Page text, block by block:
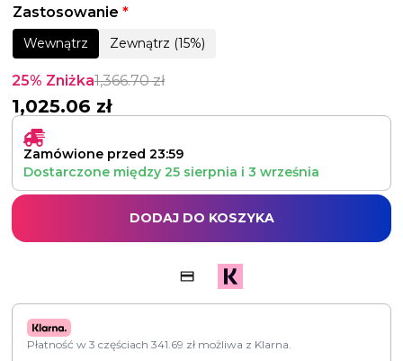
Zastosowanie *
Wewnątrz Zewnątrz (15%)
25% Zniżka1,366.70zł
1,025.06 zł
Zamówione przed 23:59
Dostarczone między 25 sierpnia i 3 września
DODAJ DO KOSZYKA
Płatność w 3 częściach 341.69 zł możliwa z Klarna.